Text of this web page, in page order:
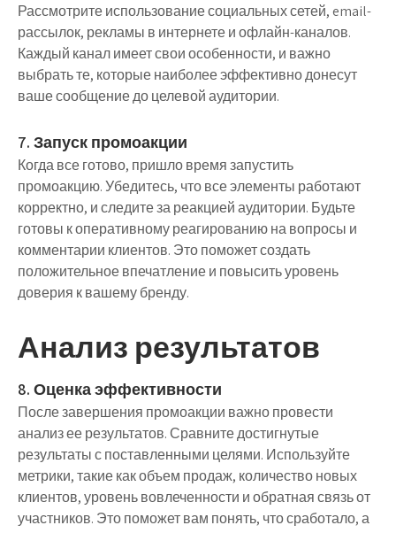
Рассмотрите использование социальных сетей, email-
рассылок, рекламы в интернете и офлайн-каналов.
Каждый канал имеет свои особенности, и важно
выбрать те, которые наиболее эффективно донесут
ваше сообщение до целевой аудитории.
7. Запуск промоакции
Когда все готово, пришло время запустить
промоакцию. Убедитесь, что все элементы работают
корректно, и следите за реакцией аудитории. Будьте
готовы к оперативному реагированию на вопросы и
комментарии клиентов. Это поможет создать
положительное впечатление и повысить уровень
доверия к вашему бренду.
Анализ результатов
8. Оценка эффективности
После завершения промоакции важно провести
анализ ее результатов. Сравните достигнутые
результаты с поставленными целями. Используйте
метрики, такие как объем продаж, количество новых
клиентов, уровень вовлеченности и обратная связь от
участников. Это поможет вам понять, что сработало, а